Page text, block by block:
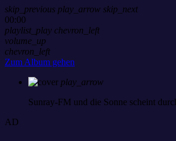
skip_previous play_arrow skip_next
00:00
playlist_play chevron_left
volume_up
chevron_left
Zum Album gehen
play_arrow
Sunray-FM und die Sonne scheint
AD